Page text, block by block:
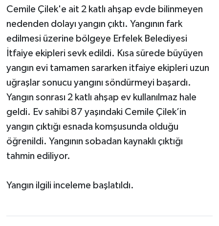
Cemile Çilek'e ait 2 katlı ahşap evde bilinmeyen
nedenden dolayı yangın çıktı. Yangının fark
edilmesi üzerine bölgeye Erfelek Belediyesi
İtfaiye ekipleri sevk edildi. Kısa sürede büyüyen
yangın evi tamamen sararken itfaiye ekipleri uzun
uğraşlar sonucu yangını söndürmeyi başardı.
Yangın sonrası 2 katlı ahşap ev kullanılmaz hale
geldi. Ev sahibi 87 yaşındaki Cemile Çilek’in
yangın çıktığı esnada komşusunda olduğu
öğrenildi. Yangının sobadan kaynaklı çıktığı
tahmin ediliyor.
Yangın ilgili inceleme başlatıldı.